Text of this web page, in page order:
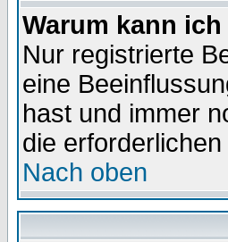
Warum kann
Nur registrierte
eine
hast und immer
die
Nach oben